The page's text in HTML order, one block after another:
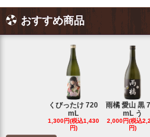
おすすめ商品
くびったけ 720
mL
1,300円(税込1,430
円)
雨橘 愛山 黒
mL う
2,000円(税込
円)